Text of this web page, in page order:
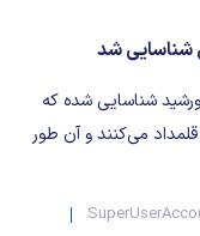
شناسایی شد
شناسایی شده که
می‌کنند و آن طور